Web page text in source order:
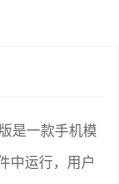
是一款手机模
中运行，用户